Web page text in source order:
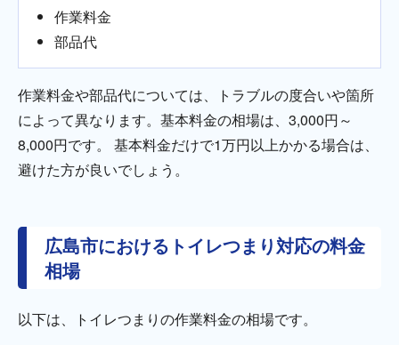
作業料金
部品代
作業料金や部品代については、トラブルの度合いや箇所
によって異なります。基本料金の相場は、3,000円～
8,000円です。 基本料金だけで1万円以上かかる場合は、
避けた方が良いでしょう。
広島市におけるトイレつまり対応の料金
相場
以下は、トイレつまりの作業料金の相場です。